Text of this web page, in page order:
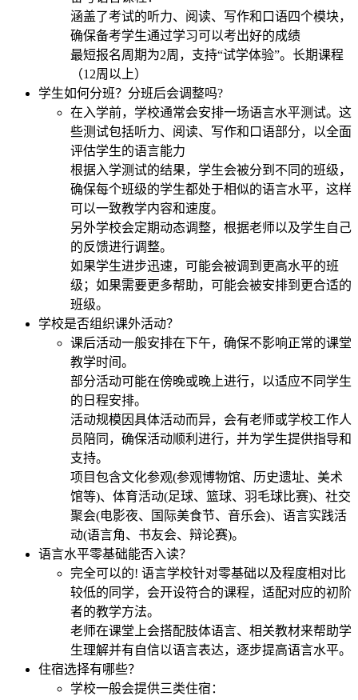
涵盖了考试的听力、阅读、写作和口语四个模块，
确保备考学生通过学习可以考出好的成绩
最短报名周期为2周，支持“试学体验”。长期课程
（12周以上）
学生如何分班？分班后会调整吗?
在入学前，学校通常会安排一场语言水平测试。这
些测试包括听力、阅读、写作和口语部分，以全面
评估学生的语言能力
根据入学测试的结果，学生会被分到不同的班级，
确保每个班级的学生都处于相似的语言水平，这样
可以一致教学内容和速度。
另外学校会定期动态调整，根据老师以及学生自己
的反馈进行调整。
如果学生进步迅速，可能会被调到更高水平的班
级；如果需要更多帮助，可能会被安排到更合适的
班级。
学校是否组织课外活动？
课后活动一般安排在下午，确保不影响正常的课堂
教学时间。
部分活动可能在傍晚或晚上进行，以适应不同学生
的日程安排。
活动规模因具体活动而异，会有老师或学校工作人
员陪同，确保活动顺利进行，并为学生提供指导和
支持。
项目包含文化参观(参观博物馆、历史遗址、美术
馆等)、体育活动(足球、篮球、羽毛球比赛)、社交
聚会(电影夜、国际美食节、音乐会)、语言实践活
动(语言角、书友会、辩论赛)。
语言水平零基础能否入读？
完全可以的! 语言学校针对零基础以及程度相对比
较低的同学，会开设符合的课程，适配对应的初阶
者的教学方法。
老师在课堂上会搭配肢体语言、相关教材来帮助学
生理解并有自信以语言表达，逐步提高语言水平。
住宿选择有哪些？
学校一般会提供三类住宿：